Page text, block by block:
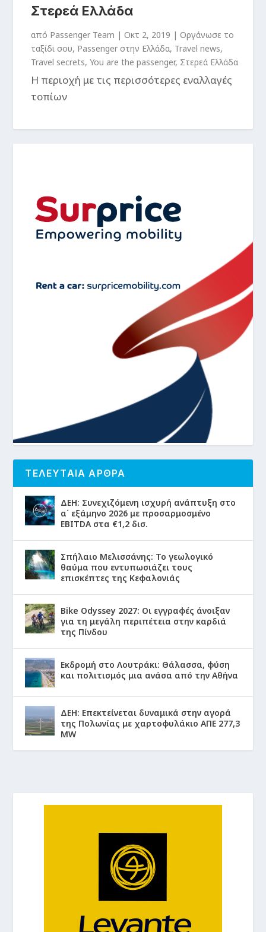
Στερεά Ελλάδα
από Passenger Team |Οκτ 2, 2019 |Oργάνωσε το
ταξίδι σου, Passenger στην Ελλάδα, Travel news,
Travel secrets,You are the passenger, Στερεά Ελλάδα
Η περιοχή με τις περισσότερες εναλλαγές
τοπίων
ΤΕΛΕΥΤΑΙΑ ΑΡΘΡΑ
ΔΕΗ: Συνεχιζόμενη ισχυρή ανάπτυξη στο
α΄ εξάμηνο 2026 με προσαρμοσμένο
EBITDA στα €1,2 δισ.
Σπήλαιο Μελισσάνης: Το γεωλογικό
θαύμα που εντυπωσιάζει τους
επισκέπτες της Κεφαλονιάς
Bike Odyssey 2027: Οι εγγραφές άνοιξαν
για τη μεγάλη περιπέτεια στην καρδιά
της Πίνδου
Εκδρομή στο Λουτράκι: Θάλασσα, φύση
και πολιτισμός μια ανάσα από την Αθήνα
ΔΕΗ: Επεκτείνεται δυναμικά στην αγορά
της Πολωνίας με χαρτοφυλάκιο ΑΠΕ 277,3
MW